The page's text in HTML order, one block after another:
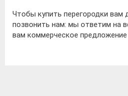
Чтобы купить перегородки вам
позвонить нам: мы ответим на
вам коммерческое предложение